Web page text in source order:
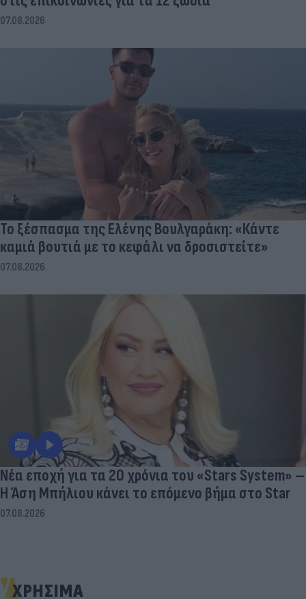
07.08.2026
Το ξέσπασμα της Ελένης Βουλγαράκη: «Κάντε
καμιά βουτιά με το κεφάλι να δροσιστείτε»
07.08.2026
Νέα εποχή για τα 20 χρόνια του «Stars System» –
Η Άση Μπήλιου κάνει το επόμενο βήμα στο Star
07.08.2026
ΧΡΗΣΙΜΑ